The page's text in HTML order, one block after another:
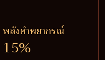
พลังคำพยากรณ์
15%